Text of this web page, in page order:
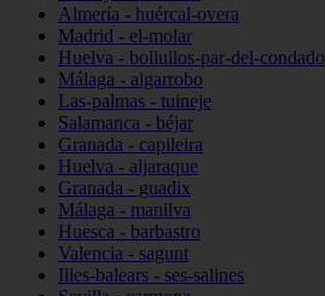
Almería - huércal-overa
Madrid - el-molar
Huelva - bollullos-par-del-condado
Málaga - algarrobo
Las-palmas - tuineje
Salamanca - béjar
Granada - capileira
Huelva - aljaraque
Granada - guadix
Málaga - manilva
Huesca - barbastro
Valencia - sagunt
Illes-balears - ses-salines